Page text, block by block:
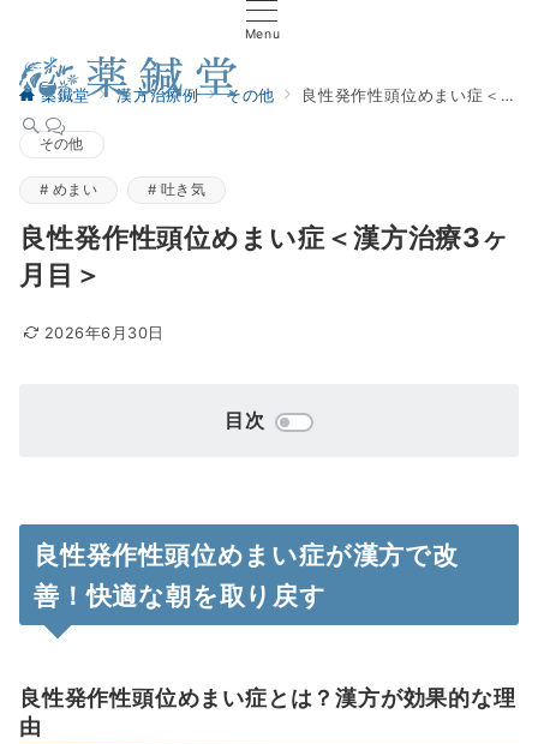
Menu
薬鍼堂 漢方治療例 その他 良性発作性頭位めまい症＜漢方治療3ヶ月目＞
その他
めまい 吐き気
良性発作性頭位めまい症＜漢方治療3ヶ
月目＞
2026年6月30日
目次
良性発作性頭位めまい症が漢方で改
善！快適な朝を取り戻す
良性発作性頭位めまい症とは？漢方が効果的な理
由